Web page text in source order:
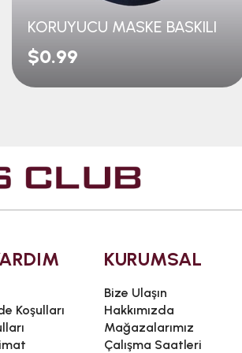
KORUYUCU MASKE BASKILI
$0.99
Koşulları
KURUMSAL
Bize Ulaşın
Hakkımızda
Mağazalarımız
Çalışma Saatleri